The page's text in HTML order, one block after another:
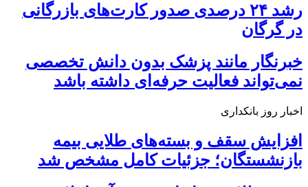
رشد ۲۴ درصدی صدور کارت‌های بازرگانی
در گرگان
خبرنگار مانند پزشک بدون دانش تخصصی
نمی‌تواند فعالیت حرفه‌ای داشته باشد
اخبار روز بانکداری
افزایش سقف و بسته‌های طلایی بیمه
بازنشستگان؛ جزئیات کامل مشخص شد